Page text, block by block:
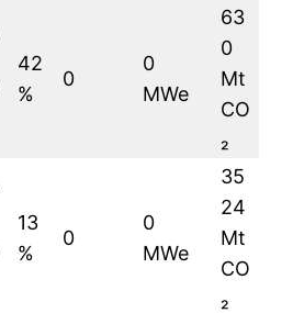
42
%
0
0
MWe
63
0
Mt
CO
₂
13
%
0
0
MWe
35
24
Mt
CO
₂